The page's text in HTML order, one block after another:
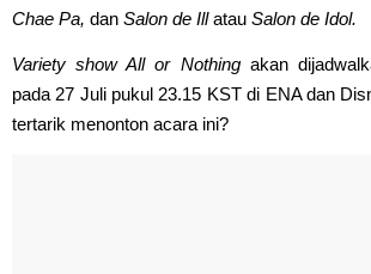
Chae Pa, dan Salon de Illatau Salon de Idol.
Variety show All or Nothingakan
pada 27 Juli pukul 23.15 KST di ENA dan
tertarik menonton acara ini?